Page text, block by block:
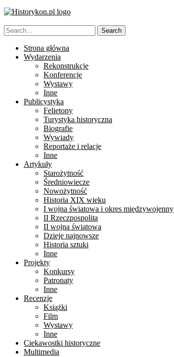
Strona główna
Wydarzenia
Rekonstrukcje
Konferencje
Wystawy
Inne
Publicystyka
Felietony
Turystyka historyczna
Biografie
Wywiady
Reportaże i relacje
Inne
Artykuły
Starożytność
Średniowiecze
Nowożytność
Historia XIX wieku
I wojna światowa i okres międzywojenny
II Rzeczpospolita
II wojna światowa
Dzieje najnowsze
Historia sztuki
Inne
Projekty
Konkursy
Patronaty
Inne
Recenzje
Książki
Film
Wystawy
Inne
Ciekawostki historyczne
Multimedia